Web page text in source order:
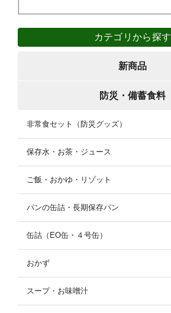
カテゴリから探す
新商品
防災・備蓄食料
非常食セット（防災グッズ）
保存水・お茶・ジュース
ご飯・おかゆ・リゾット
パンの缶詰・長期保存パン
缶詰（EO缶・４号缶）
おかず
スープ・お味噌汁